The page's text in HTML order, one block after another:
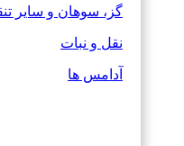
گز، سوهان و سایر
نقل و نبات
آدامس ها